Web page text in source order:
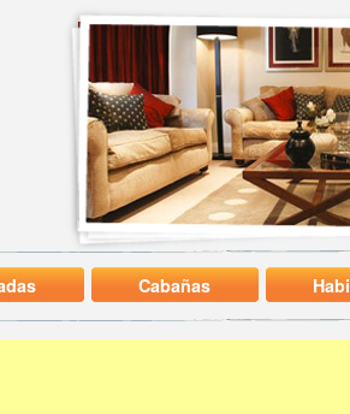
Cabañas